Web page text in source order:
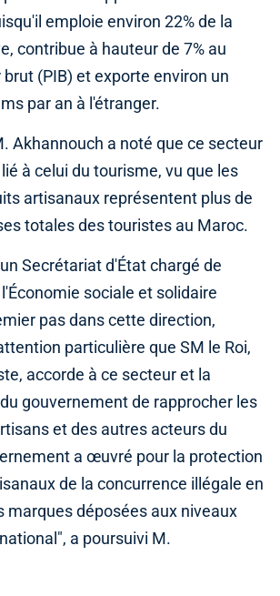
emploie environ 22% de la
contribue à hauteur de 7% au
(PIB) et exporte environ un
par an à l'étranger.
Akhannouch a noté que ce secteur
à celui du tourisme, vu que les
artisanaux représentent plus de
totales des touristes au Maroc.
Secrétariat d'État chargé de
sociale et solidaire
pas dans cette direction,
particulière que SM le Roi,
accorde à ce secteur et la
gouvernement de rapprocher les
et des autres acteurs du
a œuvré pour la protection
de la concurrence illégale en
marques déposées aux niveaux
a poursuivi M.